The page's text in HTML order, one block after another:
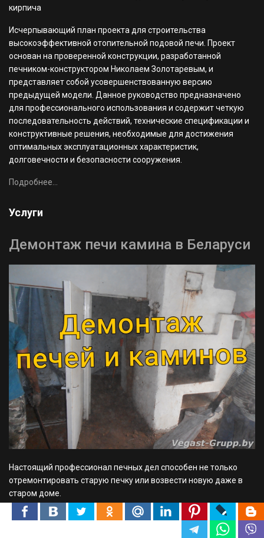
кирпича
Исчерпывающий план проекта для строительства
высокоэффективной отопительной подовой печи. Проект
основан на проверенной конструкции, разработанной
печником-конструктором Николаем Золотаревым, и
представляет собой усовершенствованную версию
предыдущей модели. Данное руководство предназначено
для профессионального использования и содержит четкую
последовательность действий, технические спецификации и
конструктивные решения, необходимые для достижения
оптимальных эксплуатационных характеристик,
долговечности и безопасности сооружения.
Подробнее...
Услуги
Демонтаж печи камина в Беларуси
Настоящий профессионал печных дел способен не только
отремонтировать старую печку или возвести новую даже в
старом доме.
Он должен также уметь демонтировать старые кирпичные